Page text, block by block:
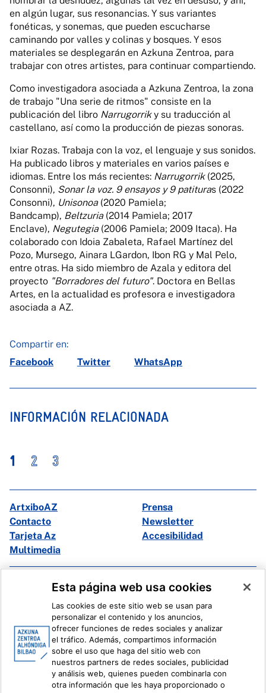
en algún lugar, sus resonancias. Y sus variantes
fonéticas, y sonemas, que pueden escucharse
caminando por valles y colinas y bosques. Y esos
materiales se desplegarán en Azkuna Zentroa, para
trabajar con otres artistes, para continuar compartiendo.
Como investigadora asociada a Azkuna Zentroa, la zona
de trabajo "Una serie de ritmos" consiste en la
publicación del libro Narrugorriky su traducción al
castellano, así como la producción de piezas sonoras.
Ixiar Rozas. Trabaja con la voz, el lenguaje y sus sonidos.
Ha publicado libros y materiales en varios países e
idiomas. Entre los más recientes: Narrugorrik(2025,
Consonni), Sonar la voz. 9 ensayos y 9 patituras (2022
Consonni), Unisonoa(2020 Pamiela;
Bandcamp), Beltzuria(2014 Pamiela; 2017
Enclave), Negutegia(2006 Pamiela; 2009 Itaca). Ha
colaborado con Idoia Zabaleta, Rafael Martínez del
Pozo, Mursego, Ainara LGardon, Ibon RG y Mal Pelo,
entre otras. Ha sido miembro de Azala y editora del
proyecto "Borradores del futuro". Doctora en Bellas
Artes, en la actualidad es profesora e investigadora
asociada a AZ.
Compartir en:
Facebook
Twitter WhatsApp
INFORMACIÓN RELACIONADA
1 2 3
ArtxiboAZ
Prensa
Contacto
Newsletter
Tarjeta Az
Accesibilidad
Multimedia
Facebook
X
Ivoox
Información legal Sistema Interno de Información
Esta página web usa cookies
Las cookies de este sitio web se usan para
personalizar el contenido y los anuncios,
ofrecer funciones de redes sociales y analizar
el tráfico. Además, compartimos información
sobre el uso que haga del sitio web con
nuestros partners de redes sociales, publicidad
y análisis web, quienes pueden combinarla con
otra información que les haya proporcionado o